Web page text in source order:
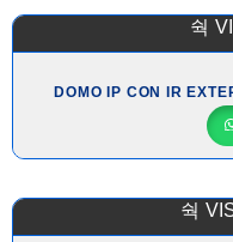
DOMO IP CON IR